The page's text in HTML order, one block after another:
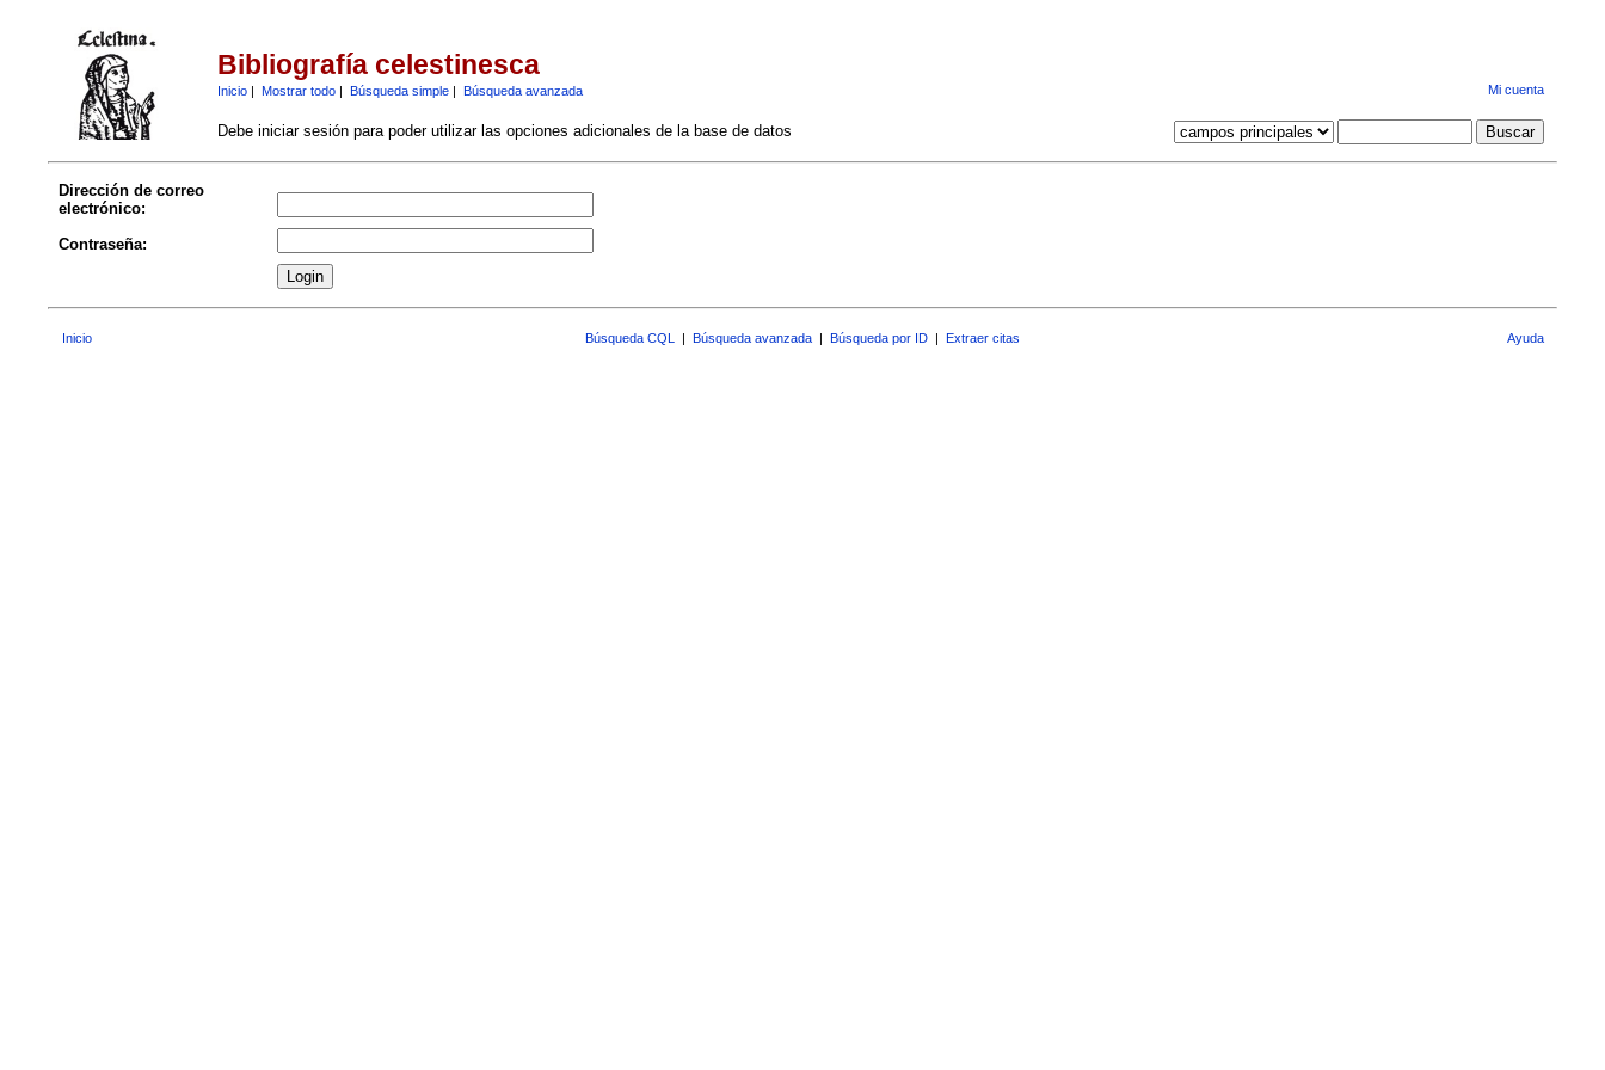
Bibliografía celestinesca
Inicio| Mostrar todo| Búsqueda simple| Búsqueda avanzada Mi cuenta
Debe iniciar sesión para poder utilizar las opciones adicionales de la base de datos
Dirección de correo
electrónico:
Contraseña:
Inicio Búsqueda CQL | Búsqueda avanzada | Búsqueda por ID | Extraer citas Ayuda